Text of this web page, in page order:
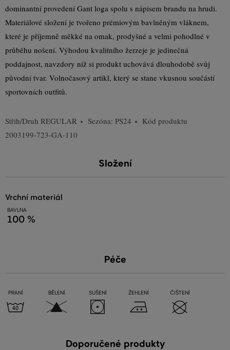
dominantní provedení Gant loga spolu s nápisem brandu na hrudi.
Materiálové složení je tvořeno prémiovým bavlněným vláknem,
které je příjemně měkké na omak, prodyšné a velmi pohodlné v
průběhu nošení. Výhodou kvalitního žerzeje je jedinečná
poddajnost, navzdory níž si produkt uchovává dlouhodobě svůj
původní tvar. Volnočasový artikl, který se stane vkusnou součástí
sportovních outfitů.
Střih/Druh REGULAR Sezóna: PS24
Kód produktu
2003199-723-GA-110
Složení
vrchní materiál
BAVLNA
100 %
Péče
PRANÍ BĚLENÍ SUŠENÍ ŽEHLENÍ ČIŠTENÍ
Doporučené produkty